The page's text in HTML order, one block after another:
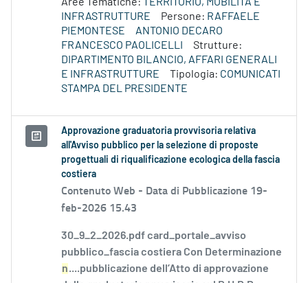
Aree Tematiche:
TERRITORIO, MOBILITÀ E
INFRASTRUTTURE
Persone: RAFFAELE
PIEMONTESE
ANTONIO DECARO
FRANCESCO PAOLICELLI
Strutture:
DIPARTIMENTO BILANCIO, AFFARI GENERALI
E INFRASTRUTTURE
Tipologia: COMUNICATI
STAMPA DEL PRESIDENTE
Approvazione graduatoria provvisoria relativa
all'Avviso pubblico per la selezione di proposte
progettuali di riqualificazione ecologica della fascia
costiera
Contenuto Web - Data di Pubblicazione 19-
feb-2026 15.43
30_9_2_2026.pdf card_portale_avviso
pubblico_fascia costiera Con Determinazione
n....pubblicazione dell’Atto di approvazione